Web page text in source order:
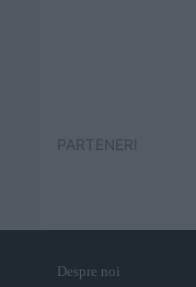
PARTENERI
Despre noi